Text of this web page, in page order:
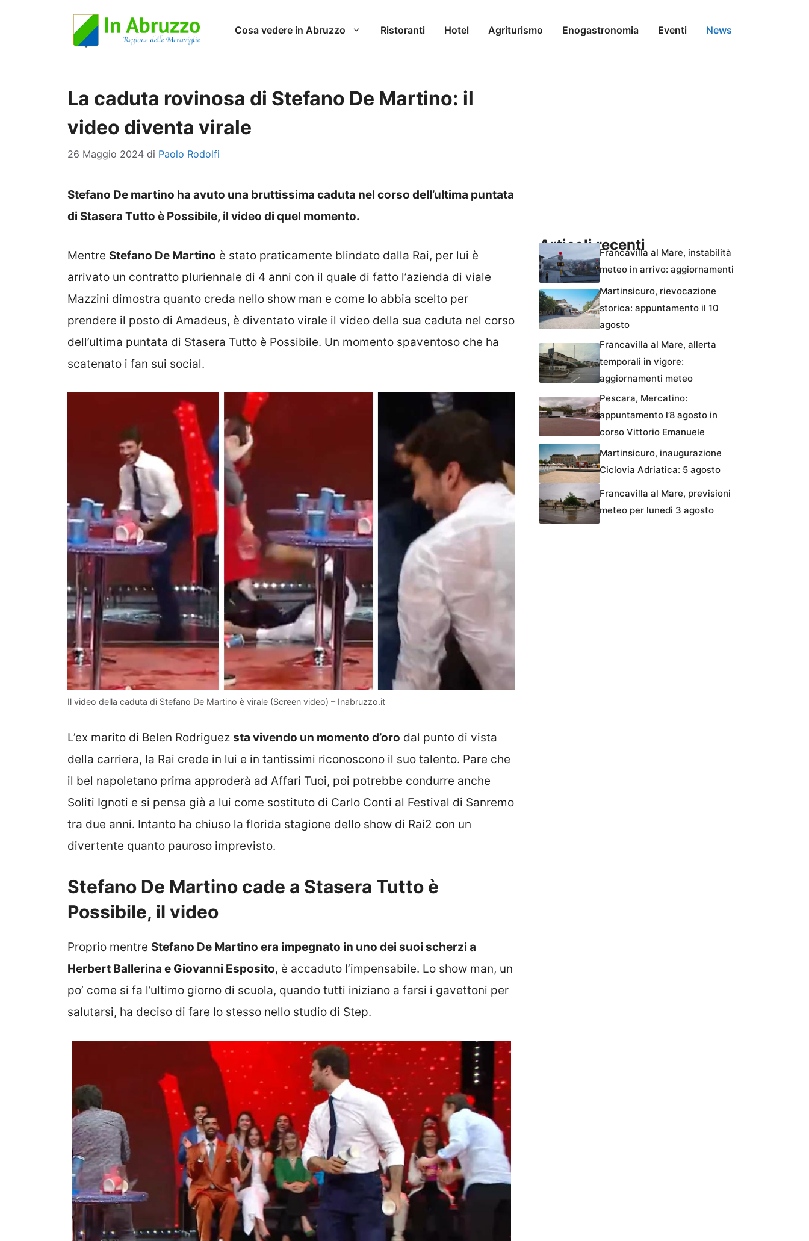
Cosa vedere in Abruzzo Ristoranti Hotel Agriturismo Enogastronomia Eventi News
La caduta rovinosa di Stefano De Martino: il
video diventa virale
26 Maggio 2024 di Paolo Rodolfi
Stefano De martino ha avuto una bruttissima caduta nel corso dell’ultima puntata
di Stasera Tutto è Possibile, il video di quel momento.
Mentre Stefano De Martino è stato praticamente blindato dalla Rai, per lui è
arrivato un contratto pluriennale di 4 anni con il quale di fatto l’azienda di viale
Mazzini dimostra quanto creda nello show man e come lo abbia scelto per
prendere il posto di Amadeus, è diventato virale il video della sua caduta nel corso
dell’ultima puntata di Stasera Tutto è Possibile. Un momento spaventoso che ha
scatenato i fan sui social.
Il video della caduta di Stefano De Martino è virale (Screen video) – Inabruzzo.it
L’ex marito di Belen Rodriguez sta vivendo un momento d’oro dal punto di vista
della carriera, la Rai crede in lui e in tantissimi riconoscono il suo talento. Pare che
il bel napoletano prima approderà ad Affari Tuoi, poi potrebbe condurre anche
Soliti Ignoti e si pensa già a lui come sostituto di Carlo Conti al Festival di Sanremo
tra due anni. Intanto ha chiuso la florida stagione dello show di Rai2 con un
divertente quanto pauroso imprevisto.
Stefano De Martino cade a Stasera Tutto è
Possibile, il video
Proprio mentre Stefano De Martino era impegnato in uno dei suoi scherzi a
Herbert Ballerina e Giovanni Esposito, è accaduto l’impensabile. Lo show man, un
po’ come si fa l’ultimo giorno di scuola, quando tutti iniziano a farsi i gavettoni per
salutarsi, ha deciso di fare lo stesso nello studio di Step.
Articoli recentiFrancavilla al Mare, instabilità
meteo in arrivo: aggiornamenti
Martinsicuro, rievocazione
storica: appuntamento il 10
agosto
Francavilla al Mare, allerta
temporali in vigore:
aggiornamenti meteo
Pescara, Mercatino:
appuntamento l’8 agosto in
corso Vittorio Emanuele
Martinsicuro, inaugurazione
Ciclovia Adriatica: 5 agosto
Francavilla al Mare, previsioni
meteo per lunedì 3 agosto